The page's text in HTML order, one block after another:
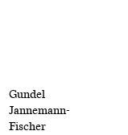
Gundel
Jannemann-
Fischer